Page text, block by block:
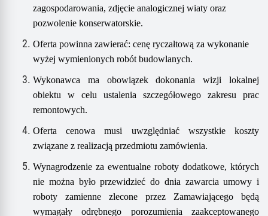
zagospodarowania, zdjęcie analogicznej wiaty oraz
pozwolenie konserwatorskie.
Oferta powinna zawierać: cenę ryczałtową za wykonanie
wyżej wymienionych robót budowlanych.
Wykonawca ma obowiązek dokonania wizji lokalnej
obiektu w celu ustalenia szczegółowego zakresu prac
remontowych.
Oferta cenowa musi uwzględniać wszystkie koszty
związane z realizacją przedmiotu zamówienia.
Wynagrodzenie za ewentualne roboty dodatkowe, których
nie można było przewidzieć do dnia zawarcia umowy i
roboty zamienne zlecone przez Zamawiającego będą
wymagały odrębnego porozumienia zaakceptowanego